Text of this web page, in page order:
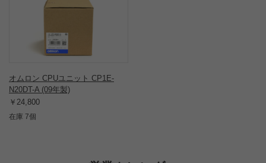
オムロン CPUユニット CP1E-
N20DT-A (09年製)
￥24,800
在庫 7個